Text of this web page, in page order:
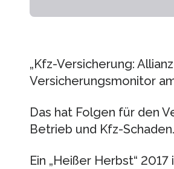
„Kfz-Versicherung:
Versicherungsmonitor
Das hat Folgen für den
Betrieb und Kfz-Schaden.
Ein „Heißer Herbst“